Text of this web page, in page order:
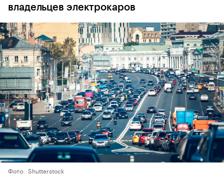
владельцев электрокаров
Фото: Shutterstock